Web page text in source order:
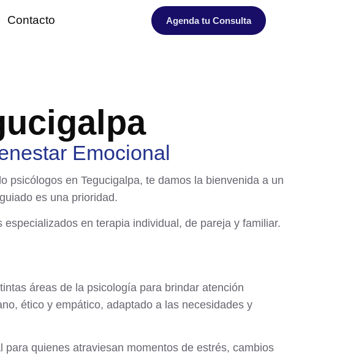
Contacto Agenda tu Consulta
Emocional
psicólogos en Tegucigalpa, te damos la bienvenida a un
es una prioridad.
en terapia individual, de pareja y familiar.
áreas de la psicología para brindar atención
ético y empático, adaptado a las necesidades y
para quienes atraviesan momentos de estrés, cambios